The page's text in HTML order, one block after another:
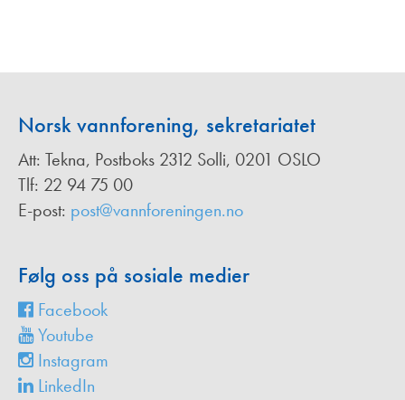
Norsk vannforening, sekretariatet
Att: Tekna, Postboks 2312 Solli, 0201 OSLO
Tlf: 22 94 75 00
E-post: post@vannforeningen.no
Følg oss på sosiale medier
Facebook
Youtube
Instagram
LinkedIn